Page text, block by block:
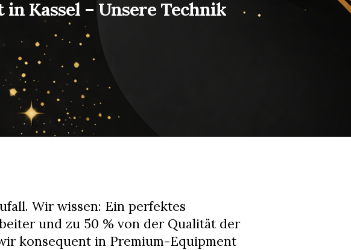
Kassel – Unsere Technik
Wir wissen: Ein perfektes
und zu 50 % von der Qualität der
konsequent in Premium-Equipment